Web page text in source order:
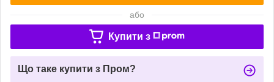
або
Купити з
Що таке купити з Пром?